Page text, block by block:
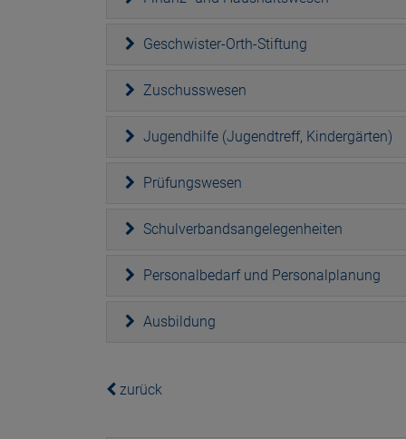
Geschwister-Orth-Stiftung
Zuschusswesen
Jugendhilfe (Jugendtreff, Kindergärten)
Prüfungswesen
Schulverbandsangelegenheiten
Personalbedarf und Personalplanung
Ausbildung
zurück